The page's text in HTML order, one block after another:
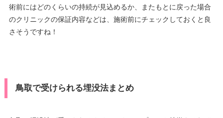
術前にはどのくらいの持続が見込めるか、またもとに戻った場合
のクリニックの保証内容などは、施術前にチェックしておくと良
さそうですね！
鳥取で受けられる埋没法まとめ